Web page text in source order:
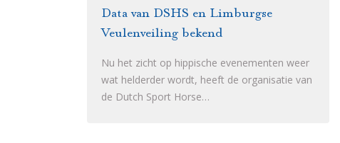
Data van DSHS en Limburgse
Veulenveiling bekend
Nu het zicht op hippische evenementen weer
wat helderder wordt, heeft de organisatie van
de Dutch Sport Horse…